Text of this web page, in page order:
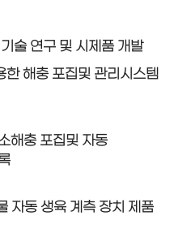
술 연구 및 시제품 개발
한 해충 포집및 관리시스템
해충 포집및 자동
자동 생육 계측 장치 제품